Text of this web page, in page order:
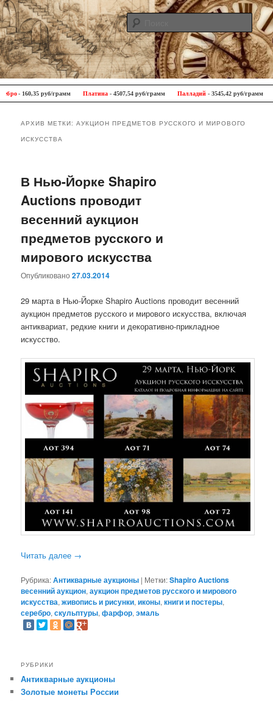
Antique Trip
Главное меню
Перейти к основному содержимому
Перейти к дополнительному содержимому
- 160,35 руб/грамм Платина- 4507,54 руб/грамм Палладий- 3545,42 руб/грамм
АРХИВ МЕТКИ:АУКЦИОН ПРЕДМЕТОВ РУССКОГО И МИРОВОГО
ИСКУССТВА
В Нью-Йорке Shapiro
Auctions проводит
весенний аукцион
предметов русского и
мирового искусства
Опубликовано27.03.2014
29 марта в Нью-Йорке Shapiro Auctions проводит весенний
аукцион предметов русского и мирового искусства, включая
антиквариат, редкие книги и декоративно-прикладное
искусство.
Читать далее →
Рубрика:Антикварные аукционы | Метки:Shapiro Auctions
весенний аукцион,аукцион предметов русского и мирового
искусства,живопись и рисунки,иконы,книги и постеры,
серебро,скульптуры,фарфор,эмаль
РУБРИКИ
Антикварные аукционы
Золотые монеты России